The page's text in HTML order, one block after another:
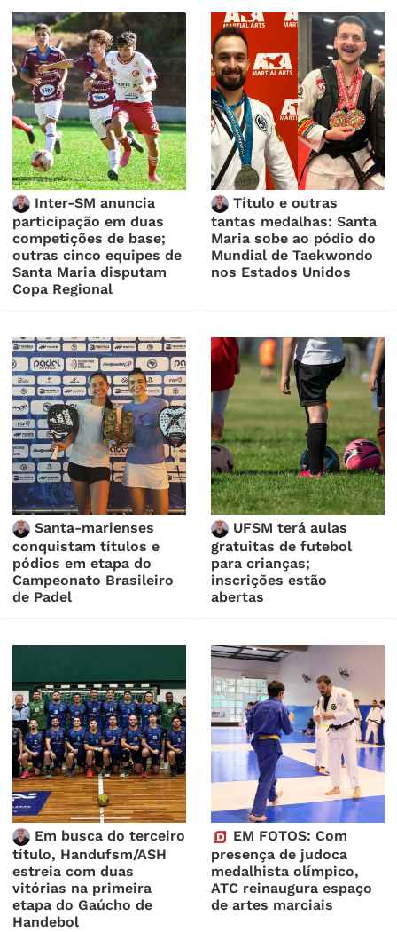
Inter-SM anuncia
participação em duas
competições de base;
outras cinco equipes de
Santa Maria disputam
Copa Regional
Título e outras
tantas medalhas: Santa
Maria sobe ao pódio do
Mundial de Taekwondo
nos Estados Unidos
Santa-marienses
conquistam títulos e
pódios em etapa do
Campeonato Brasileiro
de Padel
UFSM terá aulas
gratuitas de futebol
para crianças;
inscrições estão
abertas
Em busca do terceiro
título, Handufsm/ASH
estreia com duas
vitórias na primeira
etapa do Gaúcho de
Handebol
EM FOTOS: Com
presença de judoca
medalhista olímpico,
ATC reinaugura espaço
de artes marciais